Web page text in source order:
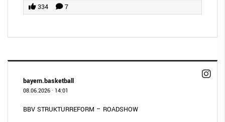
334 7
bayern.basketball
08.06.2026 · 14:01
BBV STRUKTURREFORM – ROADSHOW